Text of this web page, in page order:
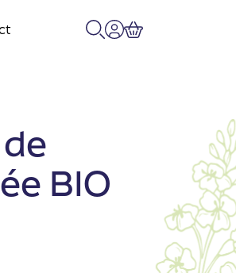
BIO